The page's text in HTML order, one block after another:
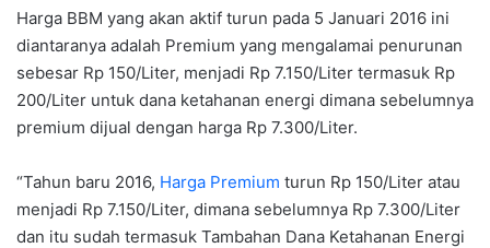
Harga BBM yang akan aktif turun pada 5 Januari 2016 ini
diantaranya adalah Premium yang mengalamai penurunan
sebesar Rp 150/Liter, menjadi Rp 7.150/Liter termasuk Rp
200/Liter untuk dana ketahanan energi dimana sebelumnya
premium dijual dengan harga Rp 7.300/Liter.
“Tahun baru 2016, Harga Premium turun Rp 150/Liter atau
menjadi Rp 7.150/Liter, dimana sebelumnya Rp 7.300/Liter
dan itu sudah termasuk Tambahan Dana Ketahanan Energi